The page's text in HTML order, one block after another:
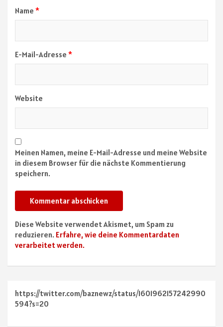
Name *
E-Mail-Adresse *
Website
Meinen Namen, meine E-Mail-Adresse und meine Website
in diesem Browser für die nächste Kommentierung
speichern.
Diese Website verwendet Akismet, um Spam zu
reduzieren. Erfahre, wie deine Kommentardaten
verarbeitet werden.
https://twitter.com/baznewz/status/1601962157242990
594?s=20